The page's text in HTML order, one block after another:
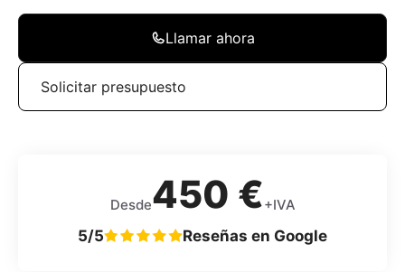
Llamar ahora
Solicitar presupuesto
Desde450 €+IVA
5/5 Reseñas en Google